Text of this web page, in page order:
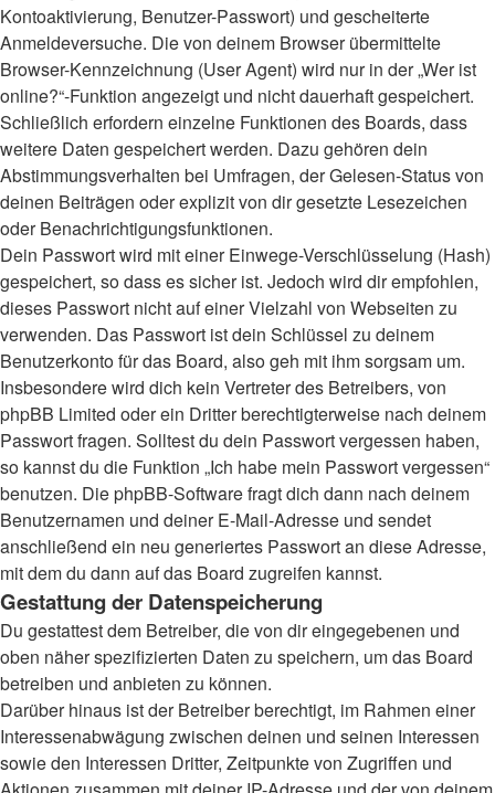
Kontoaktivierung, Benutzer-Passwort) und gescheiterte
Anmeldeversuche. Die von deinem Browser übermittelte
Browser-Kennzeichnung (User Agent) wird nur in der „Wer ist
online?“-Funktion angezeigt und nicht dauerhaft gespeichert.
Schließlich erfordern einzelne Funktionen des Boards, dass
weitere Daten gespeichert werden. Dazu gehören dein
Abstimmungsverhalten bei Umfragen, der Gelesen-Status von
deinen Beiträgen oder explizit von dir gesetzte Lesezeichen
oder Benachrichtigungsfunktionen.
Dein Passwort wird mit einer Einwege-Verschlüsselung (Hash)
gespeichert, so dass es sicher ist. Jedoch wird dir empfohlen,
dieses Passwort nicht auf einer Vielzahl von Webseiten zu
verwenden. Das Passwort ist dein Schlüssel zu deinem
Benutzerkonto für das Board, also geh mit ihm sorgsam um.
Insbesondere wird dich kein Vertreter des Betreibers, von
phpBB Limited oder ein Dritter berechtigterweise nach deinem
Passwort fragen. Solltest du dein Passwort vergessen haben,
so kannst du die Funktion „Ich habe mein Passwort vergessen“
benutzen. Die phpBB-Software fragt dich dann nach deinem
Benutzernamen und deiner E-Mail-Adresse und sendet
anschließend ein neu generiertes Passwort an diese Adresse,
mit dem du dann auf das Board zugreifen kannst.
Gestattung der Datenspeicherung
Du gestattest dem Betreiber, die von dir eingegebenen und
oben näher spezifizierten Daten zu speichern, um das Board
betreiben und anbieten zu können.
Darüber hinaus ist der Betreiber berechtigt, im Rahmen einer
Interessenabwägung zwischen deinen und seinen Interessen
sowie den Interessen Dritter, Zeitpunkte von Zugriffen und